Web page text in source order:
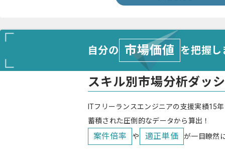
自分の 市場価値 を把握
スキル別市場分析ダッ
ITフリーランスエンジニアの支援実績15
蓄積された圧倒的なデータから算出！
案件倍率 や 適正単価 が一目瞭然